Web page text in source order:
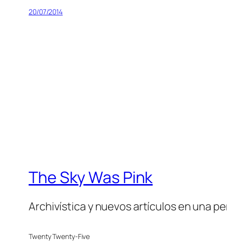
20/07/2014
The Sky Was Pink
Archivística y nuevos artículos en una
Twenty Twenty-Five